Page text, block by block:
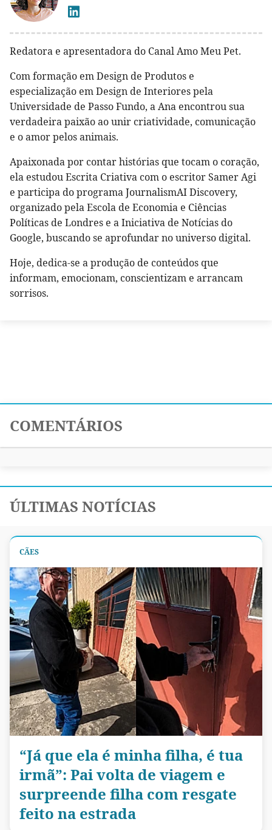
Redatora e apresentadora do Canal Amo Meu Pet.
Com formação em Design de Produtos e
especialização em Design de Interiores pela
Universidade de Passo Fundo, a Ana encontrou sua
verdadeira paixão ao unir criatividade, comunicação
e o amor pelos animais.
Apaixonada por contar histórias que tocam o coração,
ela estudou Escrita Criativa com o escritor Samer Agi
e participa do programa JournalismAI Discovery,
organizado pela Escola de Economia e Ciências
Políticas de Londres e a Iniciativa de Notícias do
Google, buscando se aprofundar no universo digital.
Hoje, dedica-se a produção de conteúdos que
informam, emocionam, conscientizam e arrancam
sorrisos.
COMENTÁRIOS
ÚLTIMAS NOTÍCIAS
CÃES
“Já que ela é minha filha, é tua
irmã”: Pai volta de viagem e
surpreende filha com resgate
feito na estrada